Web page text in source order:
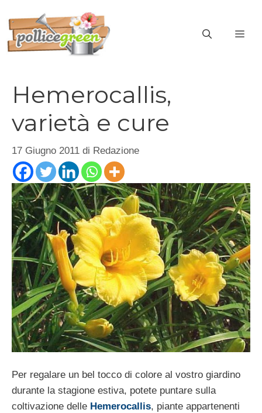
contenuto
Hemerocallis,
varietà e cure
17 Giugno 2011 di Redazione
Per regalare un bel tocco di colore al vostro giardino
durante la stagione estiva, potete puntare sulla
coltivazione delle Hemerocallis, piante appartenenti